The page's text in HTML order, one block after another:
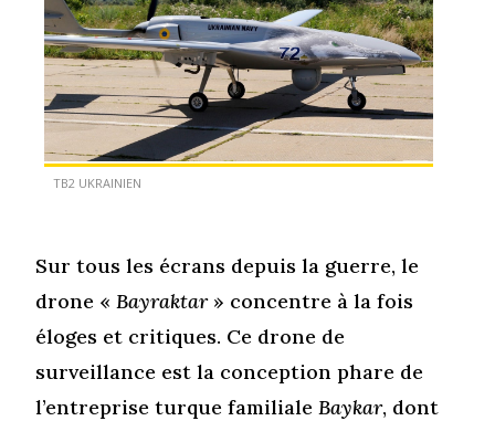
TB2 UKRAINIEN
Sur tous les écrans depuis la guerre, le
drone «Bayraktar» concentre à la fois
éloges et critiques. Ce drone de
surveillance est la conception phare de
l’entreprise turque familialeBaykar, dont